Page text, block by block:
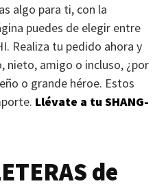
algo para ti, con la
puedes de elegir entre
. Realiza tu pedido ahora y
nieto, amigo o incluso, ¿por
o grande héroe. Estos
Llévate a tuSHANG-
de